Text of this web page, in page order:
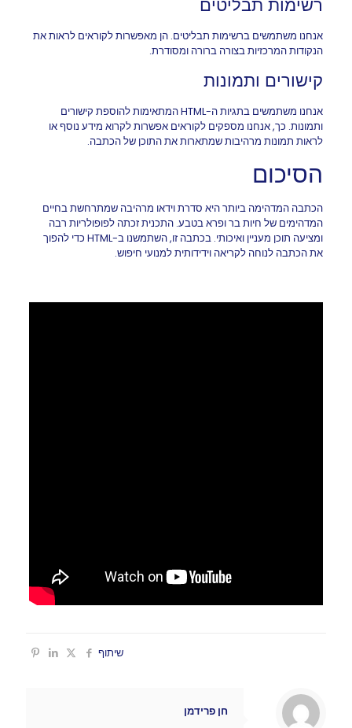
אנחנו משתמשים ברשימות תבליטים. הן מאפשרות לקוראים לראות את
הנקודות המרכזיות בצורה ברורה ומסודרת.
קישורים ותמונות
אנחנו משתמשים בתגיות ה-HTML המתאימות להוספת קישורים
ותמונות. כך, אנחנו מספקים לקוראים אפשרות לקרוא מידע נוסף או
לראות תמונות מרהיבות שמתארות את התוכן של הכתבה.
הסיכום
הכתבה המדהימה ביותר היא סדרת וידאו מרהיבה שמתרחשת בחיים
המדהימים של חיות בר ופרא בטבע. התכנית זכתה לפופולריות רבה
ומציעה תוכן מעניין ואיכותי. בכתבה זו, השתמשנו ב-HTML כדי להפוך
את הכתבה לנוחה לקריאה וידידותית למנועי חיפוש.
שיתוף
חן פרידמן